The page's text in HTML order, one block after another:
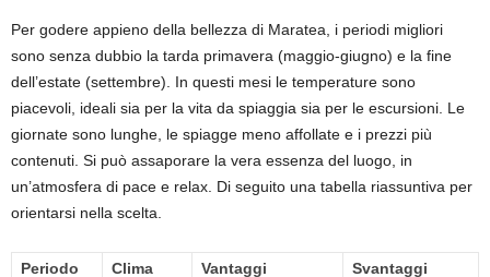
Per godere appieno della bellezza di Maratea, i periodi migliori
sono senza dubbio la tarda primavera (maggio-giugno) e la fine
dell’estate (settembre). In questi mesi le temperature sono
piacevoli, ideali sia per la vita da spiaggia sia per le escursioni. Le
giornate sono lunghe, le spiagge meno affollate e i prezzi più
contenuti. Si può assaporare la vera essenza del luogo, in
un’atmosfera di pace e relax. Di seguito una tabella riassuntiva per
orientarsi nella scelta.
Periodo Clima Vantaggi Svantaggi